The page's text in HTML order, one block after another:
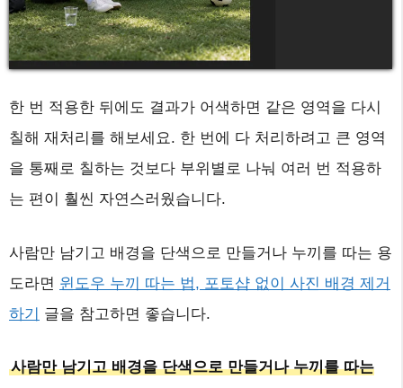
한 번 적용한 뒤에도 결과가 어색하면 같은 영역을 다시
칠해 재처리를 해보세요. 한 번에 다 처리하려고 큰 영역
을 통째로 칠하는 것보다 부위별로 나눠 여러 번 적용하
는 편이 훨씬 자연스러웠습니다.
사람만 남기고 배경을 단색으로 만들거나 누끼를 따는 용
도라면 윈도우 누끼 따는 법, 포토샵 없이 사진 배경 제거
하기 글을 참고하면 좋습니다.
사람만 남기고 배경을 단색으로 만들거나 누끼를 따는